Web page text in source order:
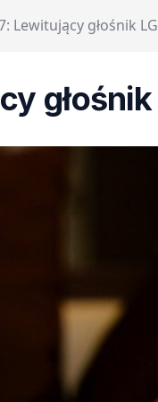
Lewitujący głośnik LG
głośnik